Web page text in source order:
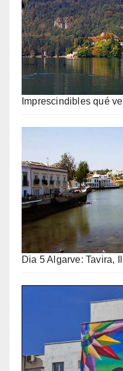
Imprescindibles qué
Dia 5 Algarve: Tavira,